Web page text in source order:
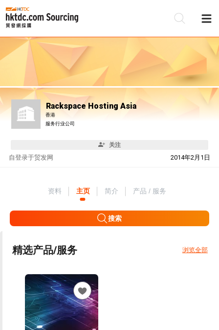
Rackspace Hosting Asia
香港
服务行业公司
关注
自 2014年2月1日
登录于贸发网
资料 主页 简介 产品 / 服务
搜索
精选产品/服务 浏览全部